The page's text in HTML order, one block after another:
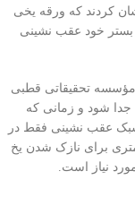
کردند که ورقه یخی
خود عقب نشینی
مؤسسه تحقیقاتی قطبی
جدا شود و زمانی که
عقب نشینی فقط در
برای نازک شدن یخ
نیاز است.